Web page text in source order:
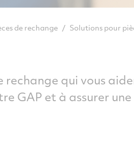
de rechange / Solutions pour
rechange qui vous
GAP et à assurer une